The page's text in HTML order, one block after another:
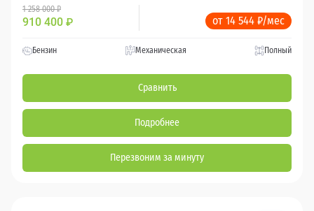
1 258 000 ₽
910 400 ₽ от 14 544 ₽/мес
Бензин Механическая Полный
Сравнить
Подробнее
Перезвоним за минуту